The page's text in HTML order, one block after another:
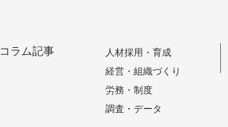
コラム記事
人材採用・育成
経営・組織づくり
労務・制度
調査・データ